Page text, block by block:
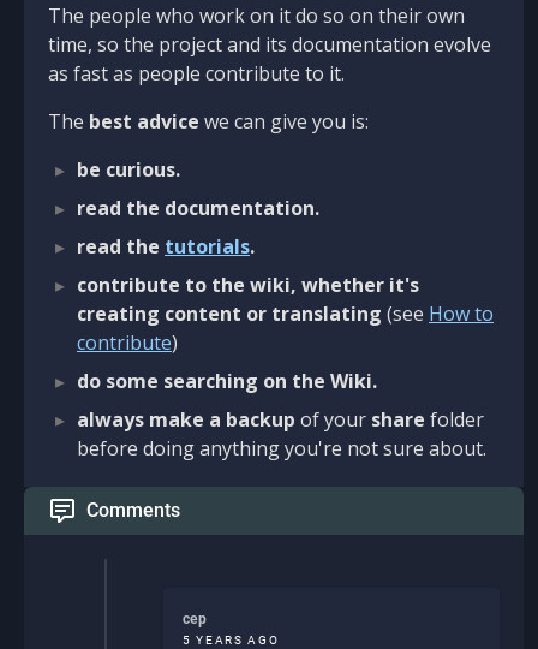
The people who work on it do so on their own
time, so the project and its documentation evolve
as fast as people contribute to it.
The best advice we can give you is:
be curious.
read the documentation.
read the tutorials.
contribute to the wiki, whether it's
creating content or translating (see How to
contribute)
do some searching on the Wiki.
always make a backup of your share folder
before doing anything you're not sure about.
Comments
cep
5 YEARS AGO